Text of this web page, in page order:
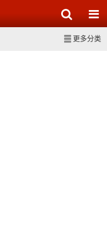
更多分类